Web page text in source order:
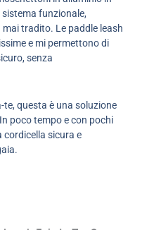
funzionale,
tradito. Le paddle leash
e mi permettono di
senza
te, questa è una soluzione
poco tempo e con pochi
cordicella sicura e